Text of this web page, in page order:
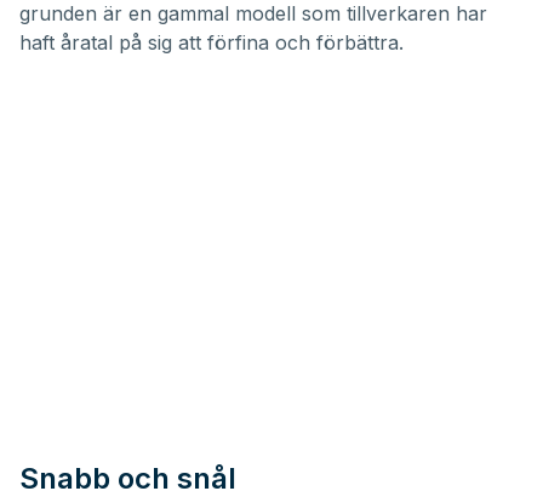
grunden är en gammal modell som tillverkaren har
haft åratal på sig att förfina och förbättra.
Snabb och snål